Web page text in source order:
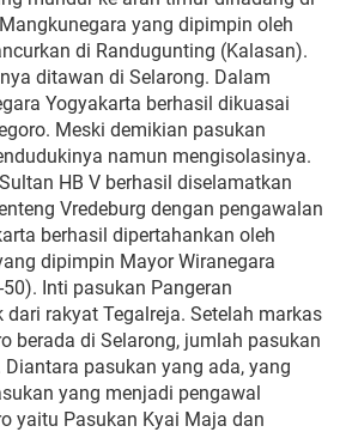
yang dipimpin oleh
di Randugunting (Kalasan).
ditawan di Selarong. Dalam
Yogyakarta berhasil dikuasai
Meski demikian pasukan
namun mengisolasinya.
HB V berhasil diselamatkan
Vredeburg dengan pengawalan
berhasil dipertahankan oleh
dipimpin Mayor Wiranegara
Inti pasukan Pangeran
dari rakyat Tegalreja. Setelah markas
berada di Selarong, jumlah pasukan
pasukan yang ada, yang
yang menjadi pengawal
yaitu Pasukan Kyai Maja dan